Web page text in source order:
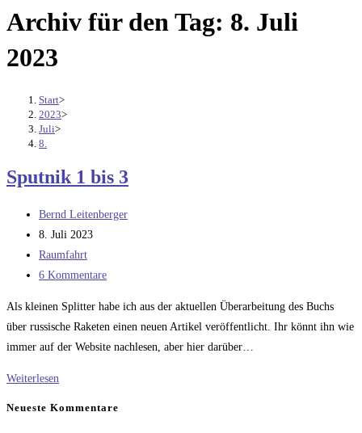
Archiv für den Tag: 8. Juli
2023
Start>
2023>
Juli>
8.
Sputnik 1 bis 3
Beitrags-
Autor:
Bernd Leitenberger
Beitrag
veröffentlicht:
8. Juli 2023
Beitrags-
Kategorie:
Raumfahrt
Beitrags-
6 Kommentare
Als kleinen Splitter habe ich aus der aktuellen Überarbeitung des Buchs
über russische Raketen einen neuen Artikel veröffentlicht. Ihr könnt ihn wie
immer auf der Website nachlesen, aber hier darüber…
Weiterlesen
Neueste Kommentare